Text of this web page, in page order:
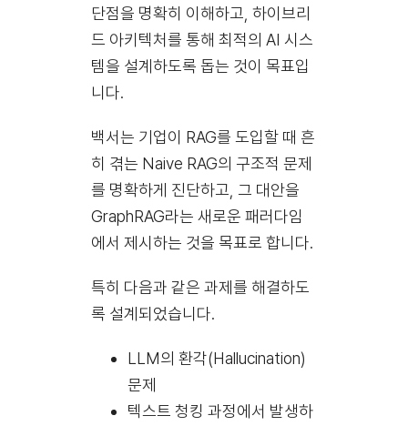
단점을 명확히 이해하고, 하이브리
드 아키텍처를 통해 최적의 AI 시스
템을 설계하도록 돕는 것이 목표입
니다.
백서는 기업이 RAG를 도입할 때 흔
히 겪는 Naive RAG의 구조적 문제
를 명확하게 진단하고, 그 대안을
GraphRAG라는 새로운 패러다임
에서 제시하는 것을 목표로 합니다.
특히 다음과 같은 과제를 해결하도
록 설계되었습니다.
LLM의 환각(Hallucination)
문제
텍스트 청킹 과정에서 발생하